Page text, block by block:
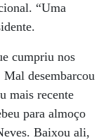
“Uma
cumpriu nos
desembarcou
mais recente
para almoço
Baixou ali,